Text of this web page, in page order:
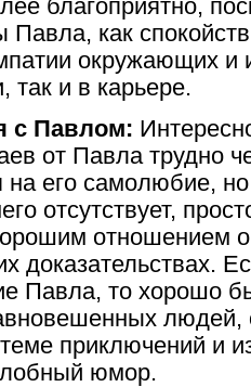
благоприятно,
Павла, как
окружающих и
так и в карьере.
с Павлом:
от Павла трудно
на его самолюбие, но
отсутствует,
отношением
доказательствах.
Павла, то хорошо
людей,
приключений и
юмор.